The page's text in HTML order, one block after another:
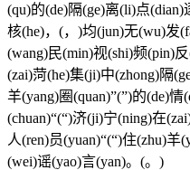
(qu)的(de)隔(ge)离(li)点
核(he)，(，)均(jun)无(wu)发
(wang)民(min)视(shi)频(pin)
(zai)菏(he)集(ji)中(zhong)隔
羊(yang)圈(quan)”(”)的(de)
(chuan)“(“)济(ji)宁(ning)在
人(ren)员(yuan)“(“)住(zhu)羊
(wei)谣(yao)言(yan)。(。)